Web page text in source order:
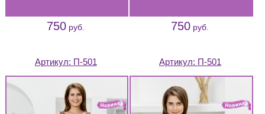
750 руб. 750 руб.
Артикул: П-501 Артикул: П-501